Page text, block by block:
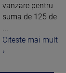
vanzare pentru
suma de 125 de
...
Citeste mai mult
›